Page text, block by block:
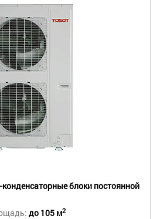
блоки постоянной
до 105 м2